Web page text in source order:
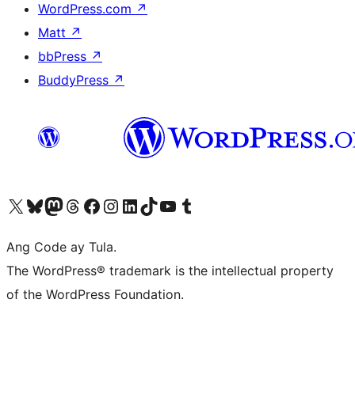
WordPress.com ↗
Matt ↗
bbPress ↗
BuddyPress ↗
Visit our X (formerly Twitter) account
Bisitahin ang aming Bluesky account
Visit our Mastodon account
Bisitahin ang aming Threads account
Visit our Facebook page
Visit our Instagram account
Visit our LinkedIn account
Bisitahin ang aming TikTok account
Visit our YouTube channel
Bisitahin ang aming Tumblr account
Ang Code ay Tula.
The WordPress® trademark is the intellectual property
of the WordPress Foundation.